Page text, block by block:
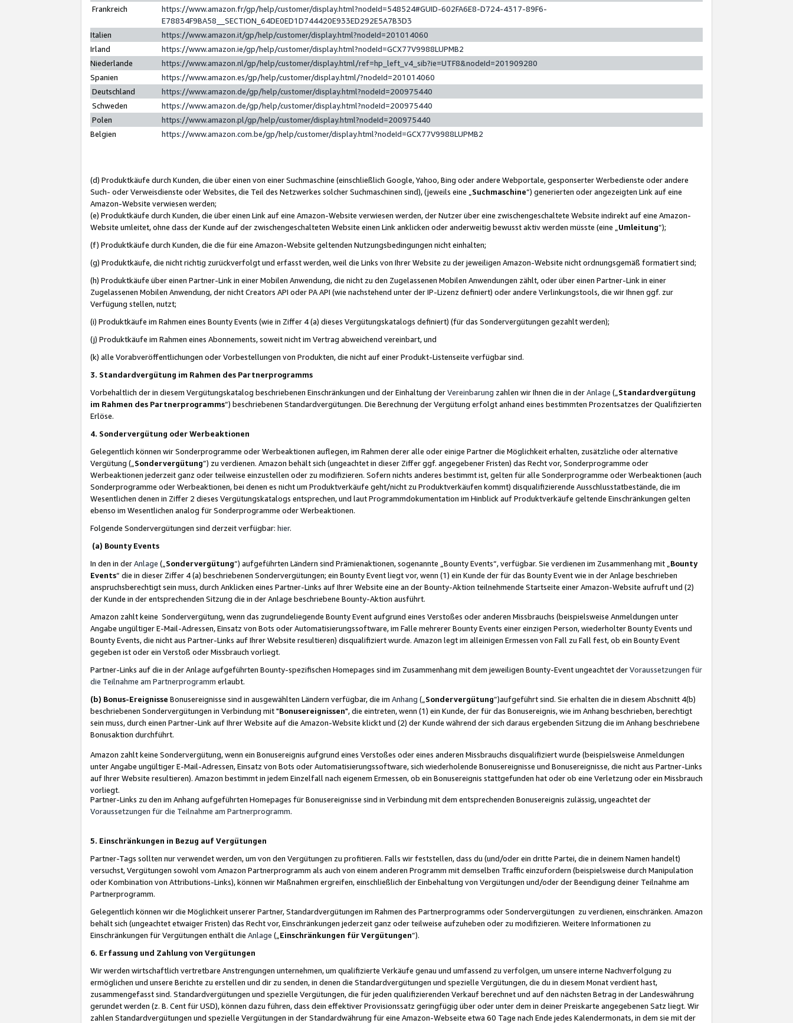
Frankreich
https://www.amazon.fr/gp/help/customer/display.html?nodeId=548524#GUID-602FA6E8-D724-4317-89F6-
E78834F9BA58__SECTION_64DE0ED1D744420E933ED292E5A7B3D3
Italien
https://www.amazon.it/gp/help/customer/display.html?nodeId=201014060
Irland
https://www.amazon.ie/gp/help/customer/display.html?nodeId=GCX77V9988LUPMB2
Niederlande
https://www.amazon.nl/gp/help/customer/display.html/ref=hp_left_v4_sib?ie=UTF8&nodeId=201909280
Spanien
https://www.amazon.es/gp/help/customer/display.html/?nodeId=201014060
Deutschland
https://www.amazon.de/gp/help/customer/display.html?nodeId=200975440
Schweden
https://www.amazon.de/gp/help/customer/display.html?nodeId=200975440
Polen
https://www.amazon.pl/gp/help/customer/display.html?nodeId=200975440
Belgien
https://www.amazon.com.be/gp/help/customer/display.html?nodeId=GCX77V9988LUPMB2
(d) Produktkäufe durch Kunden, die über einen von einer Suchmaschine (einschließlich Google, Yahoo, Bing oder andere Webportale, gesponserter Werbedienste oder andere
Such- oder Verweisdienste oder Websites, die Teil des Netzwerkes solcher Suchmaschinen sind), (jeweils eine „ Suchmaschine“) generierten oder angezeigten Link auf eine
Amazon-Website verwiesen werden;
(e) Produktkäufe durch Kunden, die über einen Link auf eine Amazon-Website verwiesen werden, der Nutzer über eine zwischengeschaltete Website indirekt auf eine Amazon-
Website umleitet, ohne dass der Kunde auf der zwischengeschalteten Website einen Link anklicken oder anderweitig bewusst aktiv werden müsste (eine „ Umleitung“);
(f) Produktkäufe durch Kunden, die die für eine Amazon-Website geltenden Nutzungsbedingungen nicht einhalten;
(g) Produktkäufe, die nicht richtig zurückverfolgt und erfasst werden, weil die Links von Ihrer Website zu der jeweiligen Amazon-Website nicht ordnungsgemäß formatiert sind;
(h) Produktkäufe über einen Partner-Link in einer Mobilen Anwendung, die nicht zu den Zugelassenen Mobilen Anwendungen zählt, oder über einen Partner-Link in einer
Zugelassenen Mobilen Anwendung, der nicht Creators API oder PA API (wie nachstehend unter der IP-Lizenz definiert) oder andere Verlinkungstools, die wir Ihnen ggf. zur
Verfügung stellen, nutzt;
(i) Produktkäufe im Rahmen eines Bounty Events (wie in Ziffer 4 (a) dieses Vergütungskatalogs definiert) (für das Sondervergütungen gezahlt werden);
(j) Produktkäufe im Rahmen eines Abonnements, soweit nicht im Vertrag abweichend vereinbart, und
(k) alle Vorabveröffentlichungen oder Vorbestellungen von Produkten, die nicht auf einer Produkt-Listenseite verfügbar sind.
3. Standardvergütung im Rahmen des Partnerprogramms
Vorbehaltlich der in diesem Vergütungskatalog beschriebenen Einschränkungen und der Einhaltung derVereinbarung zahlen wir Ihnen die in derAnlage („ Standardvergütung
im Rahmen des Partnerprogramms“) beschriebenen Standardvergütungen. Die Berechnung der Vergütung erfolgt anhand eines bestimmten Prozentsatzes der Qualifizierten
Erlöse.
4. Sondervergütung oder Werbeaktionen
Gelegentlich können wir Sonderprogramme oder Werbeaktionen auflegen, im Rahmen derer alle oder einige Partner die Möglichkeit erhalten, zusätzliche oder alternative
Vergütung („ Sondervergütung”) zu verdienen. Amazon behält sich (ungeachtet in dieser Ziffer ggf. angegebener Fristen) das Recht vor, Sonderprogramme oder
Werbeaktionen jederzeit ganz oder teilweise einzustellen oder zu modifizieren. Sofern nichts anderes bestimmt ist, gelten für alle Sonderprogramme oder Werbeaktionen (auch
Sonderprogramme oder Werbeaktionen, bei denen es nicht um Produktverkäufe geht/nicht zu Produktverkäufen kommt) disqualifizierende Ausschlusstatbestände, die im
Wesentlichen denen in Ziffer 2 dieses Vergütungskatalogs entsprechen, und laut Programmdokumentation im Hinblick auf Produktverkäufe geltende Einschränkungen gelten
ebenso im Wesentlichen analog für Sonderprogramme oder Werbeaktionen.
Folgende Sondervergütungen sind derzeit verfügbar: hier.
(a) Bounty Events
In den in derAnlage („ Sondervergütung“) aufgeführten Ländern sind Prämienaktionen, sogenannte „Bounty Events“, verfügbar. Sie verdienen im Zusammenhang mit „ Bounty
Events“ die in dieser Ziffer 4 (a) beschriebenen Sondervergütungen; ein Bounty Event liegt vor, wenn (1) ein Kunde der für das Bounty Event wie in der Anlage beschrieben
anspruchsberechtigt sein muss, durch Anklicken eines Partner-Links auf Ihrer Website eine an der Bounty-Aktion teilnehmende Startseite einer Amazon-Website aufruft und (2)
der Kunde in der entsprechenden Sitzung die in der Anlage beschriebene Bounty-Aktion ausführt.
Amazon zahlt keine Sondervergütung, wenn das zugrundeliegende Bounty Event aufgrund eines Verstoßes oder anderen Missbrauchs (beispielsweise Anmeldungen unter
Angabe ungültiger E-Mail-Adressen, Einsatz von Bots oder Automatisierungssoftware, im Falle mehrerer Bounty Events einer einzigen Person, wiederholter Bounty Events und
Bounty Events, die nicht aus Partner-Links auf Ihrer Website resultieren) disqualifiziert wurde. Amazon legt im alleinigen Ermessen von Fall zu Fall fest, ob ein Bounty Event
gegeben ist oder ein Verstoß oder Missbrauch vorliegt.
Partner-Links auf die in der Anlage aufgeführten Bounty-spezifischen Homepages sind im Zusammenhang mit dem jeweiligen Bounty-Event ungeachtet derVoraussetzungen für
die Teilnahme am Partnerprogramm erlaubt.
(b) Bonus-Ereignisse Bonusereignisse sind in ausgewählten Ländern verfügbar, die im Anhang („ Sondervergütung“)aufgeführt sind. Sie erhalten die in diesem Abschnitt 4(b)
beschriebenen Sondervergütungen in Verbindung mit "Bonusereignissen", die eintreten, wenn (1) ein Kunde, der für das Bonusereignis, wie im Anhang beschrieben, berechtigt
sein muss, durch einen Partner-Link auf Ihrer Website auf die Amazon-Website klickt und (2) der Kunde während der sich daraus ergebenden Sitzung die im Anhang beschriebene
Bonusaktion durchführt.
Amazon zahlt keine Sondervergütung, wenn ein Bonusereignis aufgrund eines Verstoßes oder eines anderen Missbrauchs disqualifiziert wurde (beispielsweise Anmeldungen
unter Angabe ungültiger E-Mail-Adressen, Einsatz von Bots oder Automatisierungssoftware, sich wiederholende Bonusereignisse und Bonusereignisse, die nicht aus Partner-Links
auf Ihrer Website resultieren). Amazon bestimmt in jedem Einzelfall nach eigenem Ermessen, ob ein Bonusereignis stattgefunden hat oder ob eine Verletzung oder ein Missbrauch
vorliegt.
Partner-Links zu den im Anhang aufgeführten Homepages für Bonusereignisse sind in Verbindung mit dem entsprechenden Bonusereignis zulässig, ungeachtet der
Voraussetzungen für die Teilnahme am Partnerprogramm.
5. Einschränkungen in Bezug auf Vergütungen
Partner-Tags sollten nur verwendet werden, um von den Vergütungen zu profitieren. Falls wir feststellen, dass du (und/oder ein dritte Partei, die in deinem Namen handelt)
versuchst, Vergütungen sowohl vom Amazon Partnerprogramm als auch von einem anderen Programm mit demselben Traffic einzufordern (beispielsweise durch Manipulation
oder Kombination von Attributions-Links), können wir Maßnahmen ergreifen, einschließlich der Einbehaltung von Vergütungen und/oder der Beendigung deiner Teilnahme am
Partnerprogramm.
Gelegentlich können wir die Möglichkeit unserer Partner, Standardvergütungen im Rahmen des Partnerprogramms oder Sondervergütungen zu verdienen, einschränken. Amazon
behält sich (ungeachtet etwaiger Fristen) das Recht vor, Einschränkungen jederzeit ganz oder teilweise aufzuheben oder zu modifizieren. Weitere Informationen zu
Einschränkungen für Vergütungen enthält die Anlage („ Einschränkungen für Vergütungen“).
6. Erfassung und Zahlung von Vergütungen
Wir werden wirtschaftlich vertretbare Anstrengungen unternehmen, um qualifizierte Verkäufe genau und umfassend zu verfolgen, um unsere interne Nachverfolgung zu
ermöglichen und unsere Berichte zu erstellen und dir zu senden, in denen die Standardvergütungen und spezielle Vergütungen, die du in diesem Monat verdient hast,
zusammengefasst sind. Standardvergütungen und spezielle Vergütungen, die für jeden qualifizierenden Verkauf berechnet und auf den nächsten Betrag in der Landeswährung
gerundet werden (z. B. Cent für USD), können dazu führen, dass dein effektiver Provisionssatz geringfügig über oder unter dem in deiner Preiskarte angegebenen Satz liegt. Wir
zahlen Standardvergütungen und spezielle Vergütungen in der Standardwährung für eine Amazon-Webseite etwa 60 Tage nach Ende jedes Kalendermonats, in dem sie mit der